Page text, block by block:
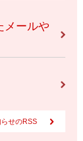
メールや
せのRSS